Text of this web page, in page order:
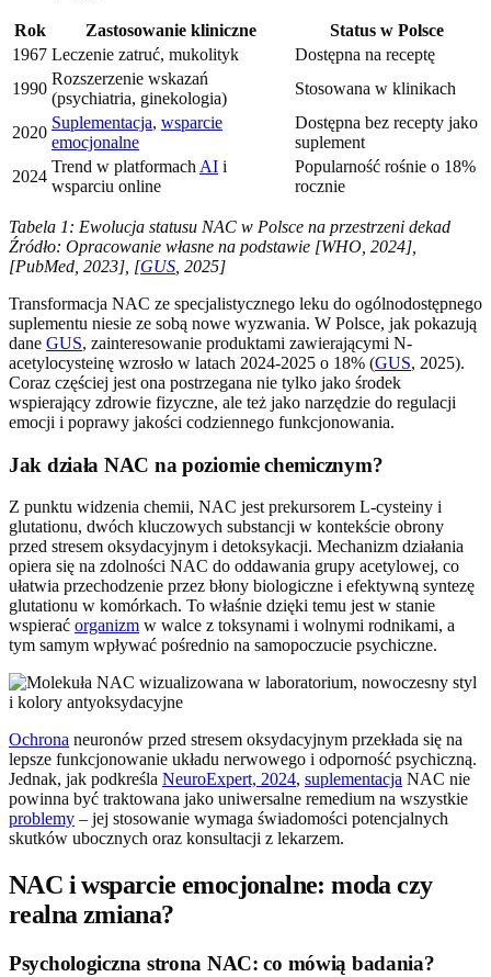
Rok Zastosowanie kliniczne
Status w Polsce
1967 Leczenie zatruć, mukolityk
Dostępna na receptę
1990
Rozszerzenie wskazań
(psychiatria, ginekologia)
Stosowana w klinikach
2020
Suplementacja, wsparcie
emocjonalne
Dostępna bez recepty jako
suplement
2024
Trend w platformach AI i
wsparciu online
Popularność rośnie o 18%
rocznie
Tabela 1: Ewolucja statusu NAC w Polsce na przestrzeni dekad
Źródło: Opracowanie własne na podstawie [WHO, 2024],
[PubMed, 2023], [GUS , 2025]
Transformacja NAC ze specjalistycznego leku do ogólnodostępnego
suplementu niesie ze sobą nowe wyzwania. W Polsce, jak pokazują
dane GUS, zainteresowanie produktami zawierającymi N-
acetylocysteinę wzrosło w latach 2024-2025 o 18% (GUS, 2025).
Coraz częściej jest ona postrzegana nie tylko jako środek
wspierający zdrowie fizyczne, ale też jako narzędzie do regulacji
emocji i poprawy jakości codziennego funkcjonowania.
Jak działa NAC na poziomie chemicznym?
Z punktu widzenia chemii, NAC jest prekursorem L-cysteiny i
glutationu, dwóch kluczowych substancji w kontekście obrony
przed stresem oksydacyjnym i detoksykacji. Mechanizm działania
opiera się na zdolności NAC do oddawania grupy acetylowej, co
ułatwia przechodzenie przez błony biologiczne i efektywną syntezę
glutationu w komórkach. To właśnie dzięki temu jest w stanie
wspierać organizm w walce z toksynami i wolnymi rodnikami, a
tym samym wpływać pośrednio na samopoczucie psychiczne.
Ochrona neuronów przed stresem oksydacyjnym przekłada się na
lepsze funkcjonowanie układu nerwowego i odporność psychiczną.
Jednak, jak podkreśla NeuroExpert, 2024, suplementacja NAC nie
powinna być traktowana jako uniwersalne remedium na wszystkie
problemy – jej stosowanie wymaga świadomości potencjalnych
skutków ubocznych oraz konsultacji z lekarzem.
NAC i wsparcie emocjonalne: moda czy
realna zmiana?
Psychologiczna strona NAC: co mówią badania?